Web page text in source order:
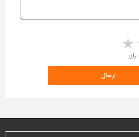
4 stars